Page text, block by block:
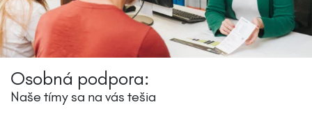
Osobná podpora:
Naše tímy sa na vás tešia